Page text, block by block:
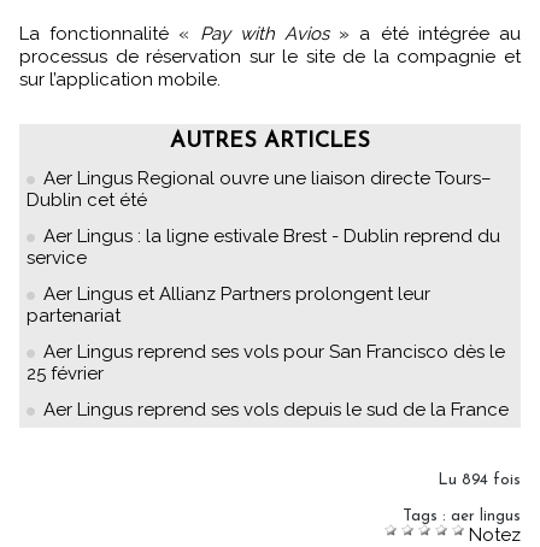
La fonctionnalité « Pay with Avios» a été intégrée au
processus de réservation sur le site de la compagnie et
sur l’application mobile.
AUTRES ARTICLES
Aer Lingus Regional ouvre une liaison directe Tours–
Dublin cet été
Aer Lingus : la ligne estivale Brest - Dublin reprend du
service
Aer Lingus et Allianz Partners prolongent leur
partenariat
Aer Lingus reprend ses vols pour San Francisco dès le
25 février
Aer Lingus reprend ses vols depuis le sud de la France
Lu 894 fois
Tags : aer lingus
Notez